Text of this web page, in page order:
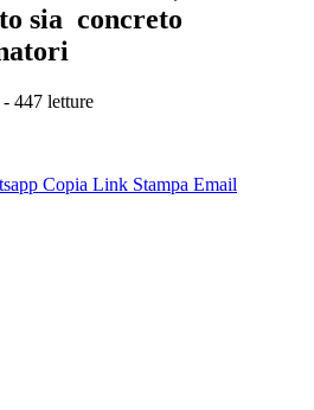
sia concreto
- 447 letture
Copia Link Stampa Email